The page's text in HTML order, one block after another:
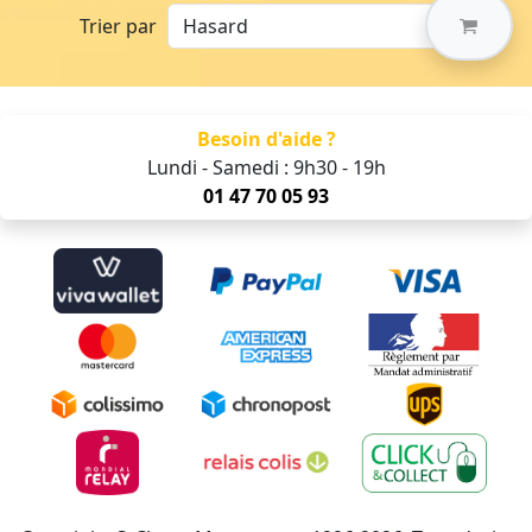
Trier par
Besoin d'aide ?
Lundi - Samedi : 9h30 - 19h
01 47 70 05 93